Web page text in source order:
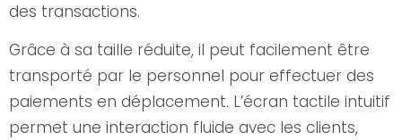
des transactions.
Grâce à sa taille réduite, il peut facilement être
transporté par le personnel pour effectuer des
paiements en déplacement. L’écran tactile intuitif
permet une interaction fluide avec les clients,